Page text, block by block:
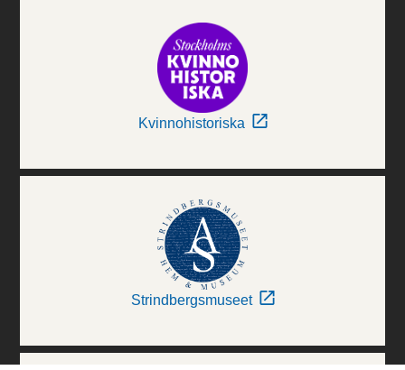
Kvinnohistoriska
Strindbergsmuseet